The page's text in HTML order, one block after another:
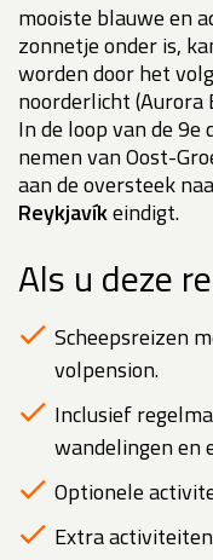
mooiste blauwe en
zonnetje onder is,
worden door het
noorderlicht (Aurora
In de loop van de
nemen van Oost-
aan de oversteek
Reykjavíkeindigt.
Als u deze
Scheepsreizen
volpension.
Inclusief
wandelingen en
Optionele
Extra